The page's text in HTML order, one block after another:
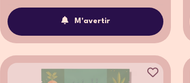
M'avertir